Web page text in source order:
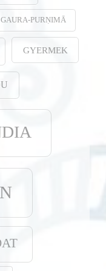
GAURA-PURṆIMĀ
GYERMEK